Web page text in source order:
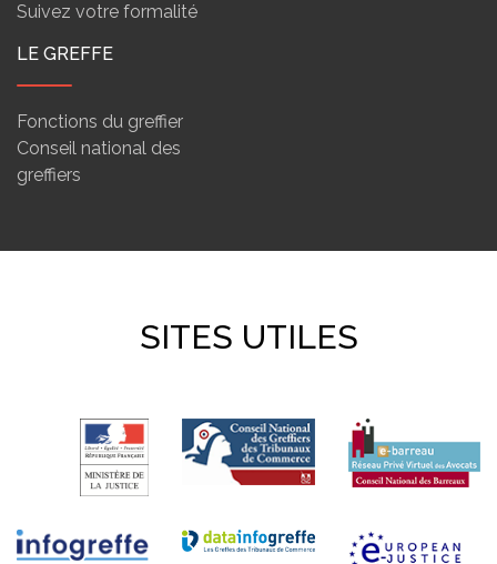
Suivez votre formalité
LE GREFFE
Fonctions du greffier
Conseil national des
greffiers
SITES UTILES